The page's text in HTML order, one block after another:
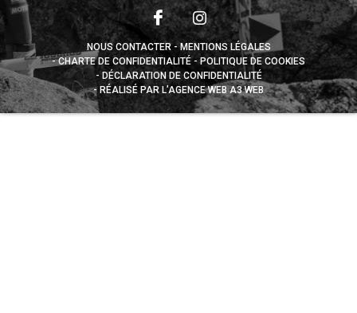
NOUS CONTACTER
MENTIONS LÉGALES
CHARTE DE CONFIDENTIALITÉ
POLITIQUE DE COOKIES
DÉCLARATION DE CONFIDENTIALITÉ
RÉALISÉ PAR L’AGENCE WEB A3 WEB